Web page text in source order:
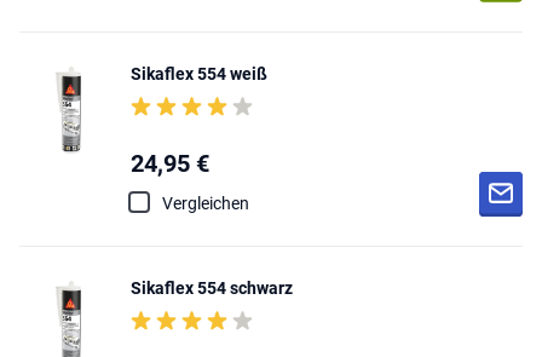
Sikaflex 554 weiß
24,95 €
Vergleichen
Sikaflex 554 schwarz